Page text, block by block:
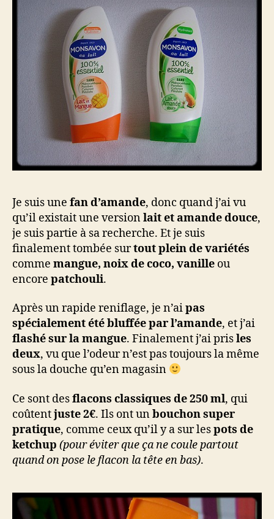
Je suis une fan d’amande, donc quand j’ai vu
qu’il existait une versionlait et amande douce,
je suis partie à sa recherche. Et je suis
finalement tombée surtout plein de variétés
comme mangue, noix de coco, vanille ou
encore patchouli.
Après un rapide reniflage, je n’aipas
spécialement été bluffée par l’amande, et j’ai
flashé sur la mangue. Finalement j’ai prisles
deux, vu que l’odeur n’est pas toujours la même
sous la douche qu’en magasin
Ce sont desflacons classiques de 250 ml, qui
coûtentjuste 2€. Ils ont unbouchon super
pratique, comme ceux qu’il y a sur lespots de
ketchup (pour éviter que ça ne coule partout
quand on pose le flacon la tête en bas).